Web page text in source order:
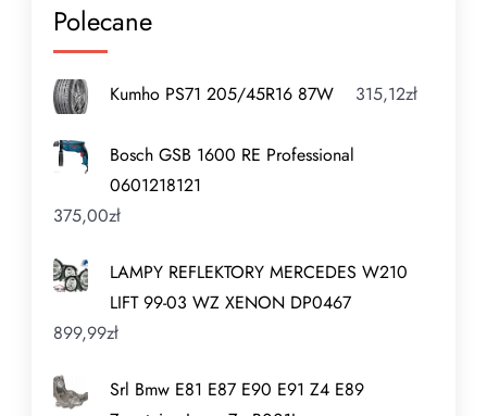
Polecane
Kumho PS71 205/45R16 87W 315,12zł
Bosch GSB 1600 RE Professional
0601218121
375,00zł
LAMPY REFLEKTORY MERCEDES W210
LIFT 99-03 WZ XENON DP0467
899,99zł
Srl Bmw E81 E87 E90 E91 Z4 E89